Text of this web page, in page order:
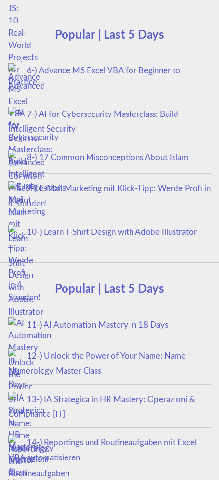
Popular | Last 5 Days
6-) Advance MS Excel VBA for Beginner to
Advanced
7-) AI for Cybersecurity Masterclass: Build
Intelligent Security
8-) 17 Common Misconceptions About Islam
9-) E-Mail Marketing mit Klick-Tipp: Werde Profi in
4 Stunden!
10-) Learn T-Shirt Design with Adobe Illustrator
Popular | Last 5 Days
11-) AI Automation Mastery in 18 Days
12-) Unlock the Power of Your Name: Name
Numerology Master Class
13-) IA Strategica in HR Mastery: Operazioni &
Compliance [IT]
14-) Reportings und Routineaufgaben mit Excel
VBA automatisieren